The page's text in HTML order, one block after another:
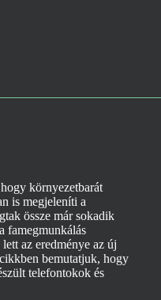
környezetbarát
is megjeleníti a
össze már sokadik
famegmunkálás
az eredménye az új
bemutatjuk, hogy
telefontokok és